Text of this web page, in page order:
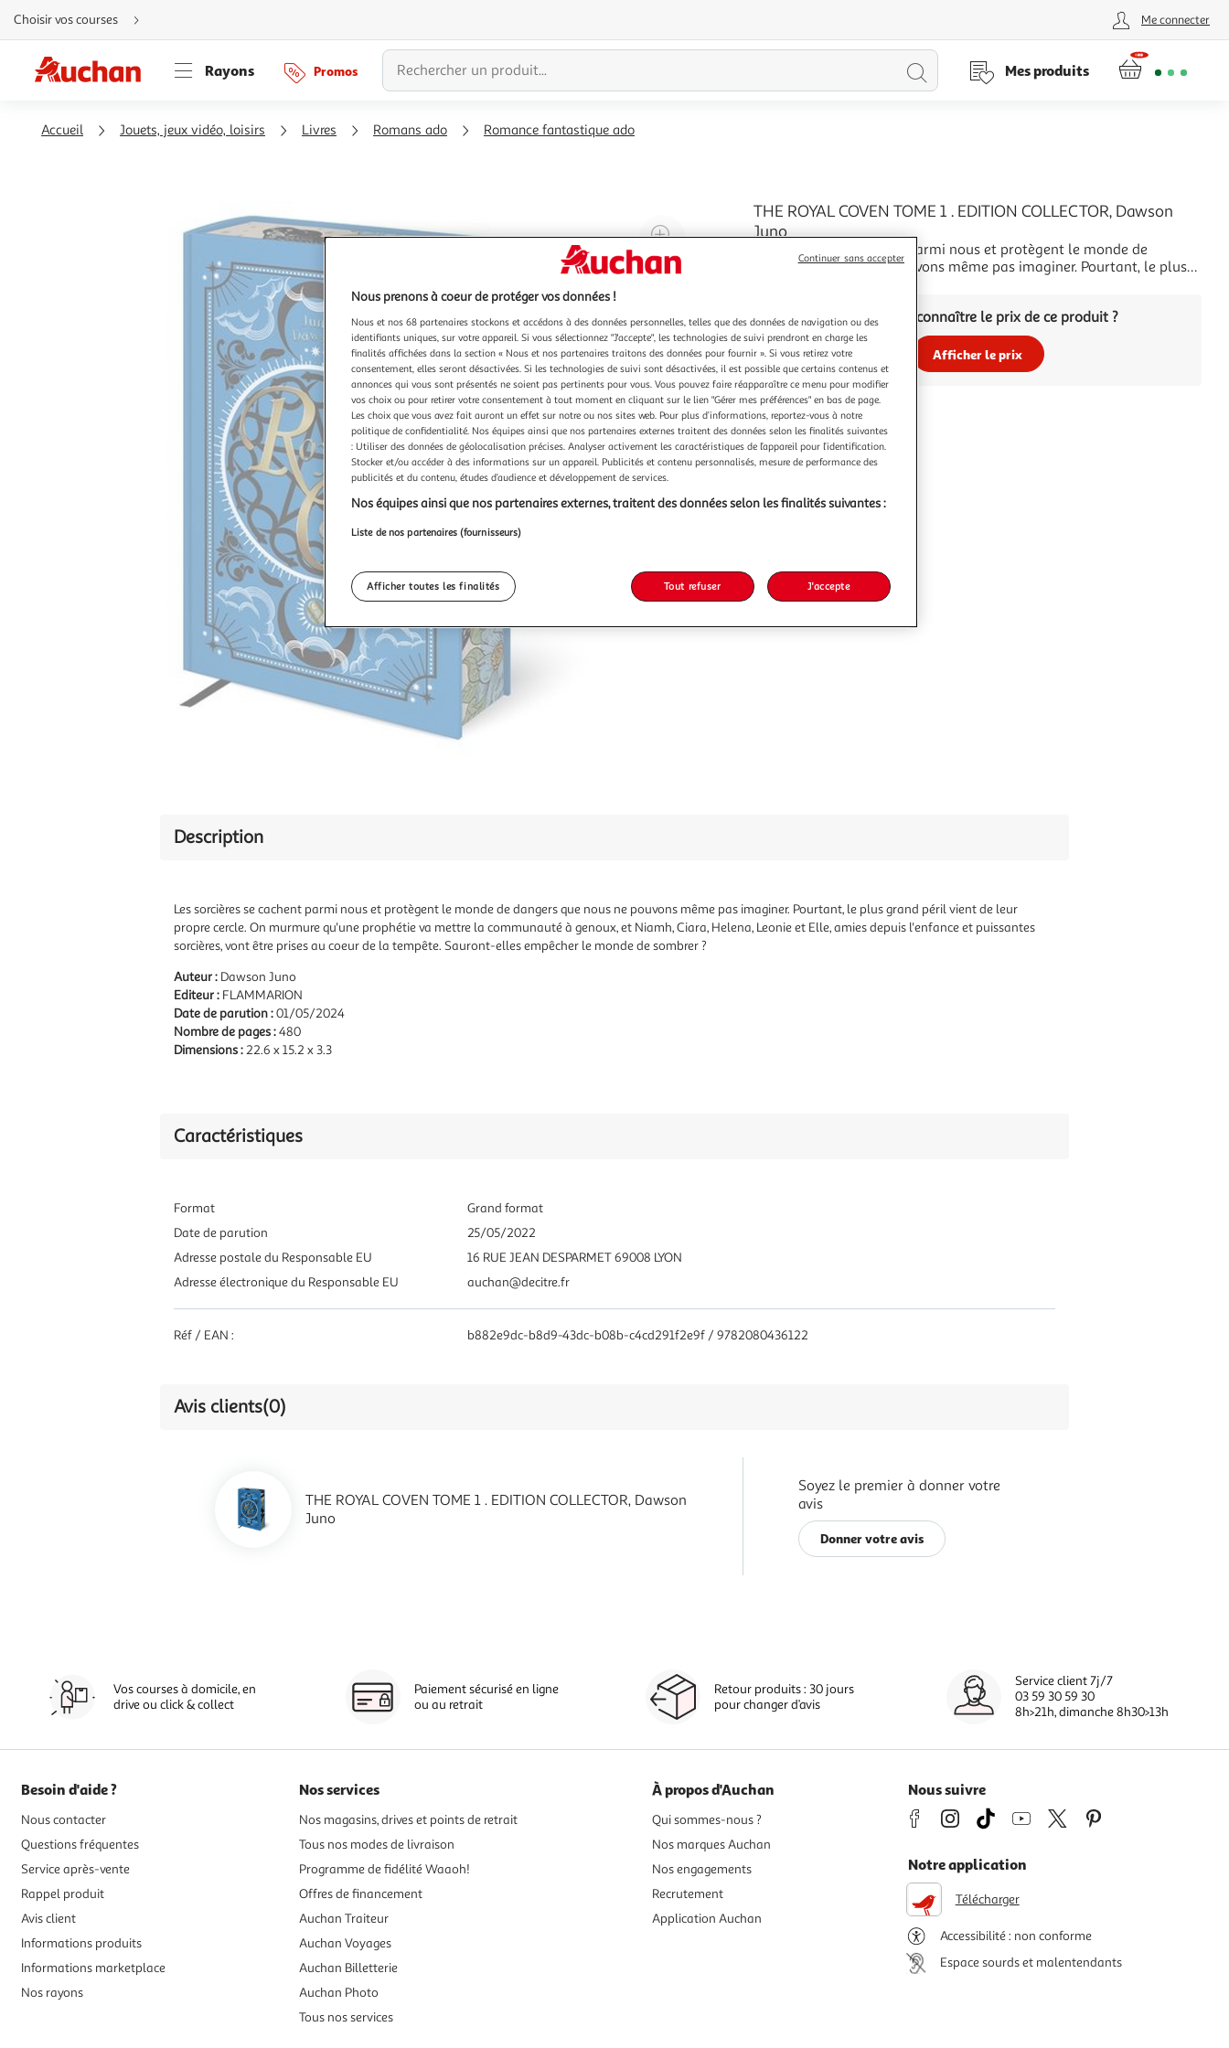
Aller
directement
au
Aller
directement
à
Aller
directement
Choisir vos courses Me connecter
Rayons Promos
Lancer
Mes produits
Accueil Jouets, jeux vidéo, loisirs Livres Romans ado Romance fantastique ado
Agrandir
l'illustration
à
Réduire
à
100
%
Partager
le
produit
THE ROYAL COVEN TOME 1 . EDITION COLLECTOR, Dawson
Juno
Les sorcières se cachent parmi nous et protègent le monde de
dangers que nous ne pouvons même pas imaginer. Pourtant, le plus
et Elle, amies depuis l'enfance et puis
Vous voulez connaître le prix de ce produit ?
Afficher le prix
Description
Les sorcières se cachent parmi nous et protègent le monde de dangers que nous ne pouvons même pas imaginer. Pourtant, le plus grand péril vient de leur
propre cercle. On murmure qu'une prophétie va mettre la communauté à genoux, et Niamh, Ciara, Helena, Leonie et Elle, amies depuis l'enfance et puissantes
sorcières, vont être prises au coeur de la tempête. Sauront-elles empêcher le monde de sombrer ?
Auteur : Dawson Juno
Editeur : FLAMMARION
Date de parution :01/05/2024
Nombre de pages :480
Dimensions :22.6 x 15.2 x 3.3
Caractéristiques
Format
Grand format
Date de parution
25/05/2022
Adresse postale du Responsable EU
16 RUE JEAN DESPARMET 69008 LYON
Adresse électronique du Responsable EU
auchan@decitre.fr
Réf / EAN : b882e9dc-b8d9-43dc-b08b-c4cd291f2e9f / 9782080436122
Avis clients(0)
THE ROYAL COVEN TOME 1 . EDITION COLLECTOR, Dawson
Juno
Soyez le premier à donner votre
avis
Donner votre avis
Vos courses à domicile, en
drive ou click & collect
Paiement sécurisé en ligne
ou au retrait
Retour produits : 30 jours
pour changer d’avis
Service client 7j/7
03 59 30 59 30
8h>21h, dimanche 8h30>13h
Besoin d'aide ?
Nous contacter
Questions fréquentes
Service après-vente
Rappel produit
Avis client
Informations produits
Informations marketplace
Nos rayons
Nos services
Nos magasins, drives et points de retrait
Tous nos modes de livraison
Programme de fidélité Waaoh!
Offres de financement
Auchan Traiteur
Auchan Voyages
Auchan Billetterie
Auchan Photo
Tous nos services
À propos d'Auchan
Qui sommes-nous ?
Nos marques Auchan
Nos engagements
Recrutement
Application Auchan
Nous suivre
Notre application
Télécharger
Accessibilité : non conforme
Espace sourds et malentendants
Nous prenons à coeur de protéger vos données !
Nous et nos 68 partenaires stockons et accédons à des données personnelles, telles que des données de navigation ou des
identifiants uniques, sur votre appareil. Si vous sélectionnez "J'accepte", les technologies de suivi prendront en charge les
finalités affichées dans la section « Nous et nos partenaires traitons des données pour fournir ». Si vous retirez votre
consentement, elles seront désactivées. Si les technologies de suivi sont désactivées, il est possible que certains contenus et
annonces qui vous sont présentés ne soient pas pertinents pour vous. Vous pouvez faire réapparaître ce menu pour modifier
vos choix ou pour retirer votre consentement à tout moment en cliquant sur le lien "Gérer mes préférences" en bas de page.
Les choix que vous avez fait auront un effet sur notre ou nos sites web. Pour plus d’informations, reportez-vous à notre
politique de confidentialité. Nos équipes ainsi que nos partenaires externes traitent des données selon les finalités suivantes
: Utiliser des données de géolocalisation précises. Analyser activement les caractéristiques de l’appareil pour l’identification.
Stocker et/ou accéder à des informations sur un appareil. Publicités et contenu personnalisés, mesure de performance des
publicités et du contenu, études d’audience et développement de services.
Nos équipes ainsi que nos partenaires externes, traitent des données selon les finalités suivantes :
Liste de nos partenaires (fournisseurs)
Afficher toutes les finalités Tout refuser J'accepte
Continuer sans accepter